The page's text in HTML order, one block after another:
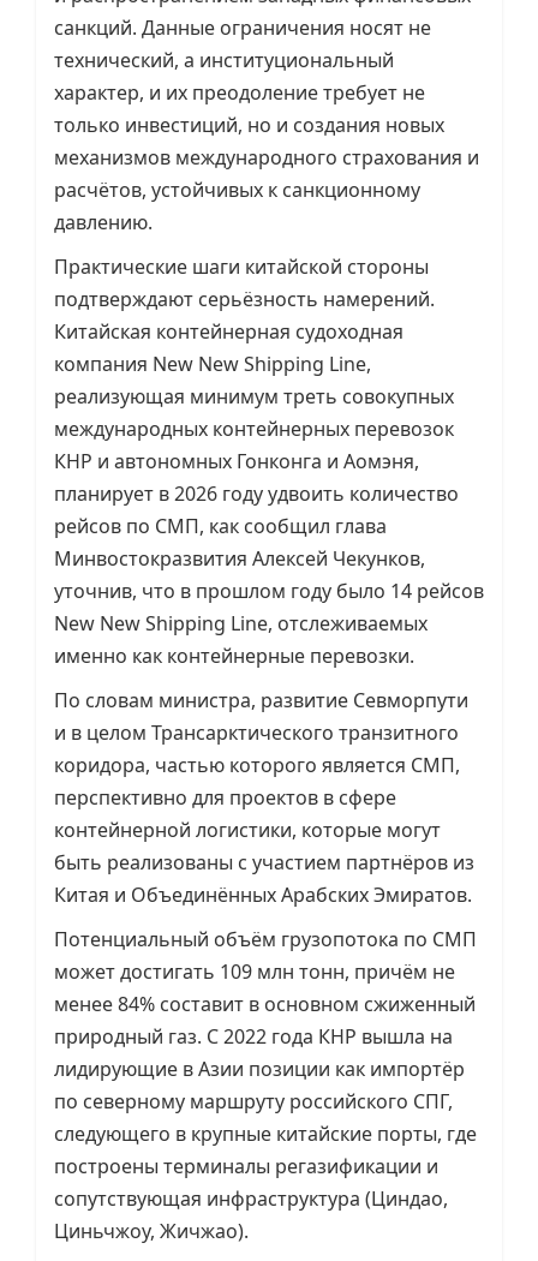
санкций. Данные ограничения носят не
технический, а институциональный
характер, и их преодоление требует не
только инвестиций, но и создания новых
механизмов международного страхования и
расчётов, устойчивых к санкционному
давлению.
Практические шаги китайской стороны
подтверждают серьёзность намерений.
Китайская контейнерная судоходная
компания New New Shipping Line,
реализующая минимум треть совокупных
международных контейнерных перевозок
КНР и автономных Гонконга и Аомэня,
планирует в 2026 году удвоить количество
рейсов по СМП, как сообщил глава
Минвостокразвития Алексей Чекунков,
уточнив, что в прошлом году было 14 рейсов
New New Shipping Line, отслеживаемых
именно как контейнерные перевозки.
По словам министра, развитие Севморпути
и в целом Трансарктического транзитного
коридора, частью которого является СМП,
перспективно для проектов в сфере
контейнерной логистики, которые могут
быть реализованы с участием партнёров из
Китая и Объединённых Арабских Эмиратов.
Потенциальный объём грузопотока по СМП
может достигать 109 млн тонн, причём не
менее 84% составит в основном сжиженный
природный газ. С 2022 года КНР вышла на
лидирующие в Азии позиции как импортёр
по северному маршруту российского СПГ,
следующего в крупные китайские порты, где
построены терминалы регазификации и
сопутствующая инфраструктура (Циндао,
Циньчжоу, Жичжао).